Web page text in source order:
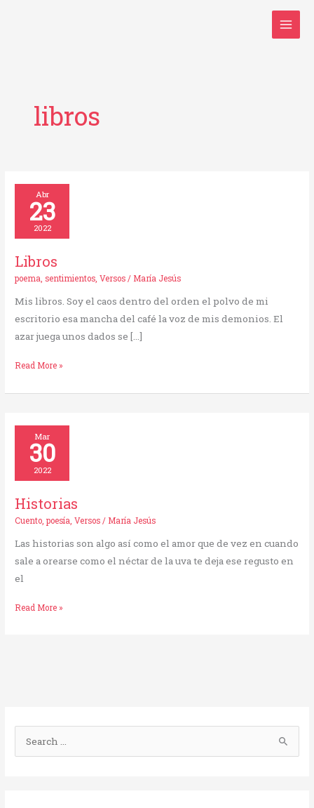
libros
Abr
23
2022
Libros
poema,sentimientos,Versos / María Jesús
Mis libros. Soy el caos dentro del orden el polvo de mi
escritorio esa mancha del café la voz de mis demonios. El
azar juega unos dados se […]
Read More »
Mar
30
2022
Historias
Cuento,poesía,Versos / María Jesús
Las historias son algo así como el amor que de vez en cuando
sale a orearse como el néctar de la uva te deja ese regusto en
el
Historias
Read More »